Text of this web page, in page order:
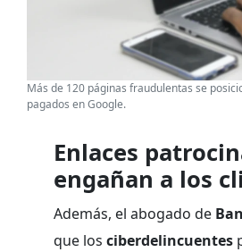
Más de 120 páginas fraudulentas se
pagados en Google.
Enlaces
engañan a los
Además, el abogado de
que los ciberdelincuentes